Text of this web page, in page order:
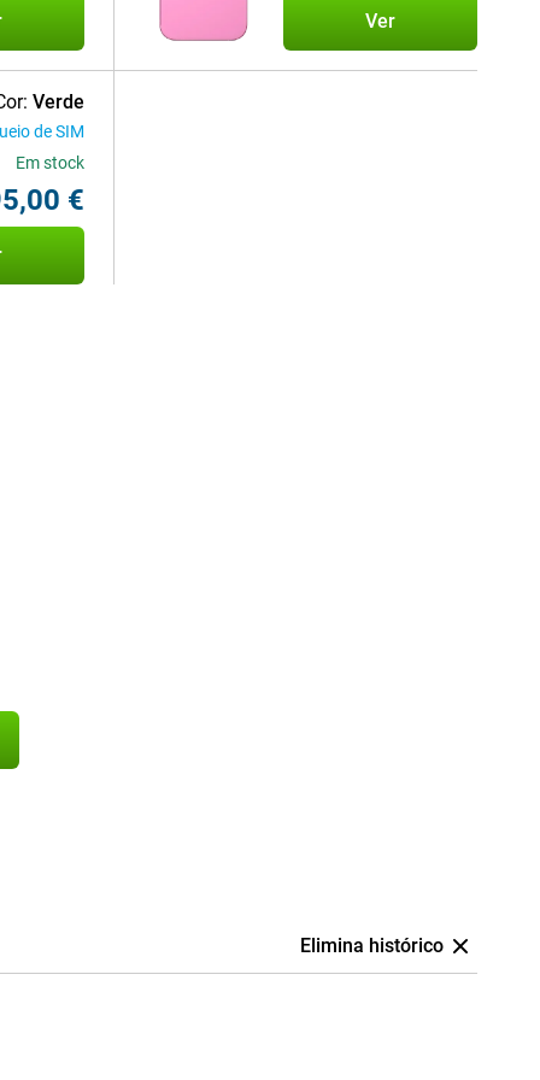
Ver
Verde
de SIM
Em stock
€
Elimina histórico